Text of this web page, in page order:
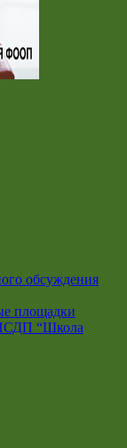
обсуждения
площадки
“Школа